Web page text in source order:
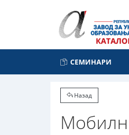
СЕМИНАРИ
Назад